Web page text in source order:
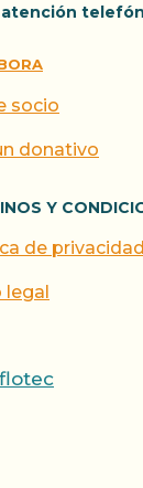
atención
socio
donativo
Y
de privacidad
legal